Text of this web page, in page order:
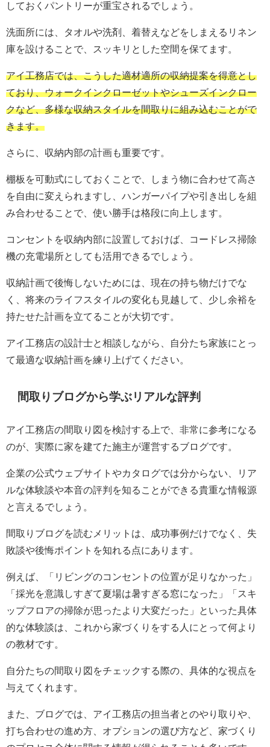
しておくパントリーが重宝されるでしょう。
洗面所には、タオルや洗剤、着替えなどをしまえるリネン
庫を設けることで、スッキリとした空間を保てます。
アイ工務店では、こうした適材適所の収納提案を得意とし
ており、ウォークインクローゼットやシューズインクロー
クなど、多様な収納スタイルを間取りに組み込むことがで
きます。
さらに、収納内部の計画も重要です。
棚板を可動式にしておくことで、しまう物に合わせて高さ
を自由に変えられますし、ハンガーパイプや引き出しを組
み合わせることで、使い勝手は格段に向上します。
コンセントを収納内部に設置しておけば、コードレス掃除
機の充電場所としても活用できるでしょう。
収納計画で後悔しないためには、現在の持ち物だけでな
く、将来のライフスタイルの変化も見越して、少し余裕を
持たせた計画を立てることが大切です。
アイ工務店の設計士と相談しながら、自分たち家族にとっ
て最適な収納計画を練り上げてください。
間取りブログから学ぶリアルな評判
アイ工務店の間取り図を検討する上で、非常に参考になる
のが、実際に家を建てた施主が運営するブログです。
企業の公式ウェブサイトやカタログでは分からない、リア
ルな体験談や本音の評判を知ることができる貴重な情報源
と言えるでしょう。
間取りブログを読むメリットは、成功事例だけでなく、失
敗談や後悔ポイントを知れる点にあります。
例えば、「リビングのコンセントの位置が足りなかった」
「採光を意識しすぎて夏場は暑すぎる窓になった」「スキ
ップフロアの掃除が思ったより大変だった」といった具体
的な体験談は、これから家づくりをする人にとって何より
の教材です。
自分たちの間取り図をチェックする際の、具体的な視点を
与えてくれます。
また、ブログでは、アイ工務店の担当者とのやり取りや、
打ち合わせの進め方、オプションの選び方など、家づくり